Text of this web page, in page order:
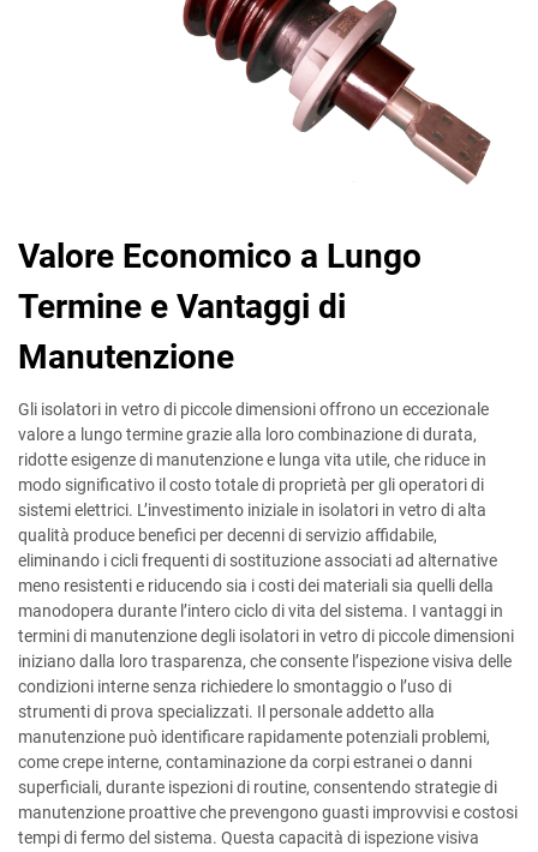
Valore Economico a Lungo
Termine e Vantaggi di
Manutenzione
Gli isolatori in vetro di piccole dimensioni offrono un eccezionale
valore a lungo termine grazie alla loro combinazione di durata,
ridotte esigenze di manutenzione e lunga vita utile, che riduce in
modo significativo il costo totale di proprietà per gli operatori di
sistemi elettrici. L’investimento iniziale in isolatori in vetro di alta
qualità produce benefici per decenni di servizio affidabile,
eliminando i cicli frequenti di sostituzione associati ad alternative
meno resistenti e riducendo sia i costi dei materiali sia quelli della
manodopera durante l’intero ciclo di vita del sistema. I vantaggi in
termini di manutenzione degli isolatori in vetro di piccole dimensioni
iniziano dalla loro trasparenza, che consente l’ispezione visiva delle
condizioni interne senza richiedere lo smontaggio o l’uso di
strumenti di prova specializzati. Il personale addetto alla
manutenzione può identificare rapidamente potenziali problemi,
come crepe interne, contaminazione da corpi estranei o danni
superficiali, durante ispezioni di routine, consentendo strategie di
manutenzione proattive che prevengono guasti improvvisi e costosi
tempi di fermo del sistema. Questa capacità di ispezione visiva